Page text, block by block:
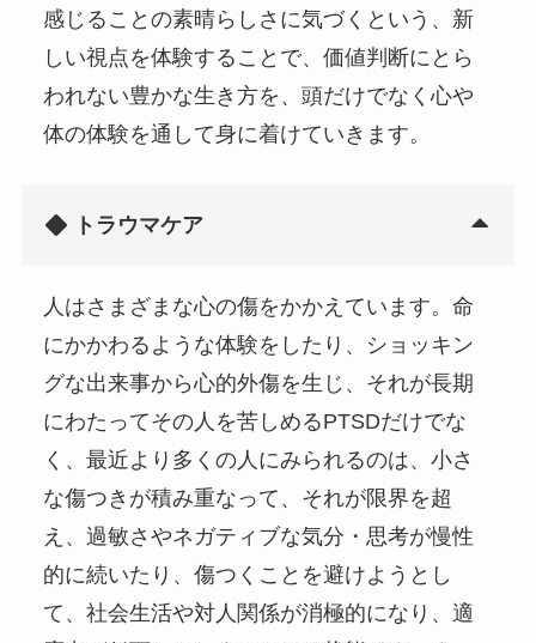
感じることの素晴らしさに気づくという、新
しい視点を体験することで、価値判断にとら
われない豊かな生き方を、頭だけでなく心や
体の体験を通して身に着けていきます。
トラウマケア
人はさまざまな心の傷をかかえています。命
にかかわるような体験をしたり、ショッキン
グな出来事から心的外傷を生じ、それが長期
にわたってその人を苦しめるPTSDだけでな
く、最近より多くの人にみられるのは、小さ
な傷つきが積み重なって、それが限界を超
え、過敏さやネガティブな気分・思考が慢性
的に続いたり、傷つくことを避けようとし
て、社会生活や対人関係が消極的になり、適